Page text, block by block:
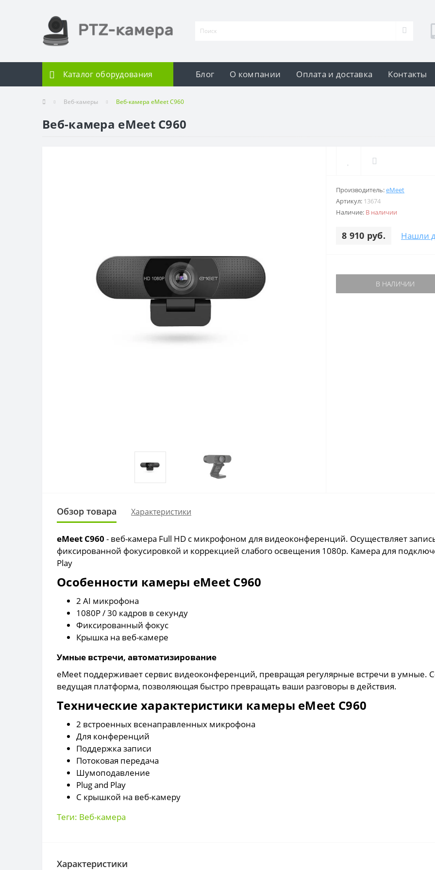
Каталог оборудования Блог О компании Оплата и доставка Контакты
Веб-камеры Веб-камера eMeet C960
Веб-камера eMeet C960
Производитель:eMeet
Артикул: 13674
Наличие: В наличии
8 910 руб. Нашли
В НАЛИЧИИ
Обзор товара Характеристики
eMeet C960 - веб-камера Full HD с микрофоном для видеоконференций. Осуществляет
фиксированной фокусировкой и коррекцией слабого освещения 1080p. Камера для
Play
Особенности камеры eMeet C960
2 AI микрофона
1080P / 30 кадров в секунду
Фиксированный фокус
Крышка на веб-камере
Умные встречи, автоматизирование
eMeet поддерживает сервис видеоконференций, превращая регулярные встречи в умные.
ведущая платформа, позволяющая быстро превращать ваши разговоры в действия.
Технические характеристики камеры eMeet C960
2 встроенных всенаправленных микрофона
Для конференций
Поддержка записи
Потоковая передача
Шумоподавление
Plug and Play
С крышкой на веб-камеру
Теги: Веб-камера
Характеристики